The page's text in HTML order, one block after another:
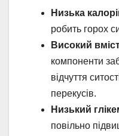
Низька
робить горох
Високий
компоненти
відчуття
перекусів.
Низький
повільно